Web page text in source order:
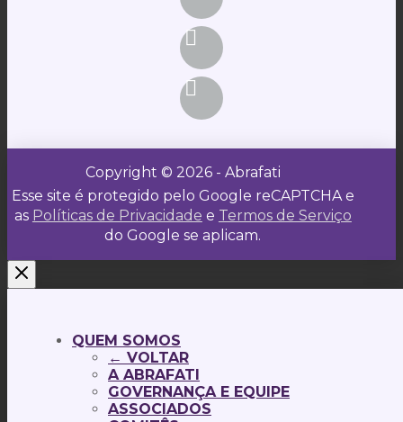
Copyright © 2026 - Abrafati
Esse site é protegido pelo Google reCAPTCHA e
as Políticas de Privacidade e Termos de Serviço
do Google se aplicam.
QUEM SOMOS
← VOLTAR
A ABRAFATI
GOVERNANÇA E EQUIPE
ASSOCIADOS